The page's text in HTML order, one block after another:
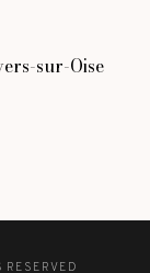
sur-Oise